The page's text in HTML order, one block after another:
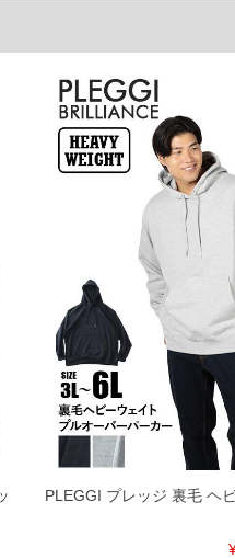
PLEGGI プレッジ 裏毛 ヘ